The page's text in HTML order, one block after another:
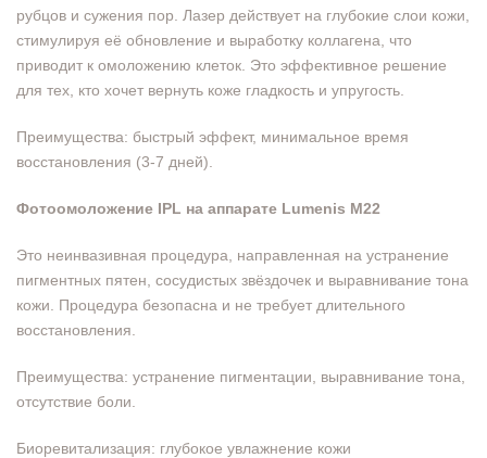
рубцов и сужения пор. Лазер действует на глубокие слои кожи,
стимулируя её обновление и выработку коллагена, что
приводит к омоложению клеток. Это эффективное решение
для тех, кто хочет вернуть коже гладкость и упругость.
Преимущества: быстрый эффект, минимальное время
восстановления (3-7 дней).
Фотоомоложение IPL на аппарате Lumenis M22
Это неинвазивная процедура, направленная на устранение
пигментных пятен, сосудистых звёздочек и выравнивание тона
кожи. Процедура безопасна и не требует длительного
восстановления.
Преимущества: устранение пигментации, выравнивание тона,
отсутствие боли.
Биоревитализация: глубокое увлажнение кожи